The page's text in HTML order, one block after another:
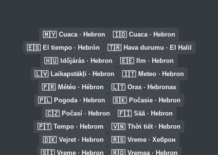
🇲🇾 Cuaca · Hebron 🇮🇩 Cuaca · Hebron
🇪🇸 El tiempo · Hebrón 🇹🇷 Hava durumu · El Halil
🇭🇺 Időjárás · Hebron 🇪🇪 Ilm · Hebron
🇱🇻 Laikapstākļi · Hebron 🇮🇹 Meteo · Hebron
🇫🇷 Météo · Hébron 🇱🇹 Oras · Hebronas
🇵🇱 Pogoda · Hebron 🇸🇰 Počasie · Hebron
🇨🇿 Počasí · Hebron 🇫🇮 Sää · Hebron
🇵🇹 Tempo · Hebrom 🇻🇳 Thời tiết · Hebron
🇩🇰 Vejret · Hebron 🇷🇸 Vreme · Хеброн
🇸🇮 Vreme · Hebron 🇷🇴 Vremea · Hebron